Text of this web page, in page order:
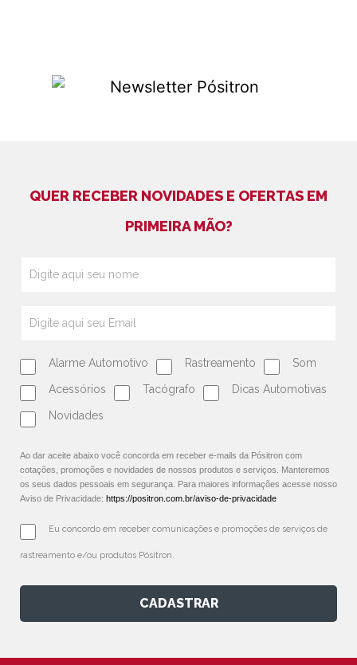
QUER RECEBER NOVIDADES E OFERTAS EM
PRIMEIRA MÃO?
Alarme Automotivo Rastreamento Som
Acessórios Tacógrafo Dicas Automotivas
Novidades
Ao dar aceite abaixo você concorda em receber e-mails da Pósitron com
cotações, promoções e novidades de nossos produtos e serviços. Manteremos
os seus dados pessoais em segurança. Para maiores informações acesse nosso
Aviso de Privacidade: https://positron.com.br/aviso-de-privacidade
Eu concordo em receber comunicações e promoções de serviços de
rastreamento e/ou produtos Pósitron.
CADASTRAR